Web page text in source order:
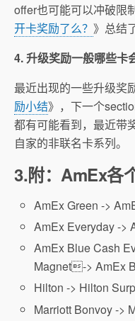
offer也可能可以冲破限
开卡奖励了么？ 》总结
4. 升级奖励一般哪些卡
最近出现的一些升级奖
励小结》，下一个
都有可能看到，最近带
自家的非联名卡系列。
3.附：AmEx各
AmEx Green ->
AmEx Everyday ->
AmEx Blue Cash
Magnet-> AmEx
Hilton -> Hilton
Marriott Bonvoy ->